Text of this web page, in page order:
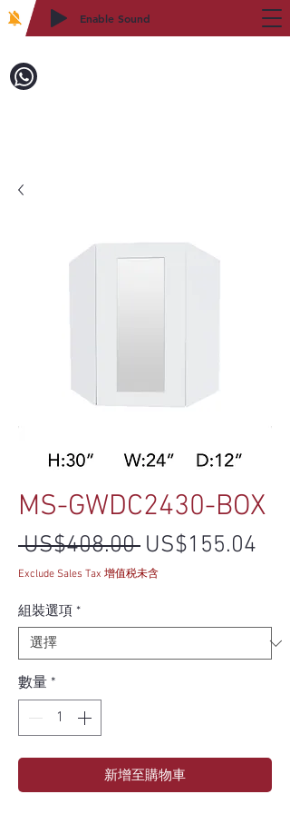
Enable Sound
MS-GWDC2430-BOX
US$408.00 一般價格
US$155.04
Exclude Sales Tax 增值税未含
組裝選項 *
數量 *
新增至購物車